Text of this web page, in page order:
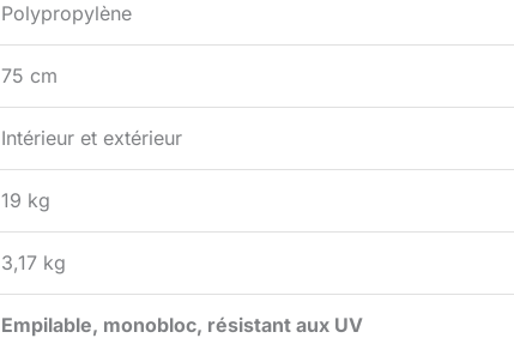
Polypropylène
75 cm
Intérieur et extérieur
19 kg
3,17 kg
Empilable, monobloc, résistant aux UV